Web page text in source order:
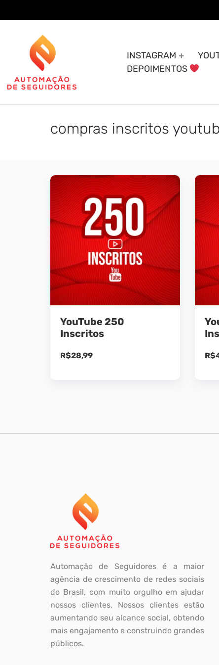
INSTAGRAM
DEPOIMENTOS
compras inscritos
YouTube 250
Inscritos
R$28,99 R$
Automação de Seguidores é a maior
agência de crescimento de redes sociais
do Brasil, com muito orgulho em ajudar
nossos clientes. Nossos clientes estão
aumentando seu alcance social, obtendo
mais engajamento e construindo grandes
públicos.